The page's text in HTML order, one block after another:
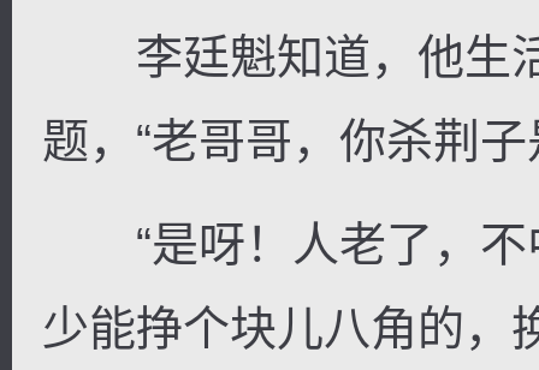
李廷魁知道，他生
题，“老哥哥，你杀荆
“是呀！人老了，不
少能挣个块儿八角的，